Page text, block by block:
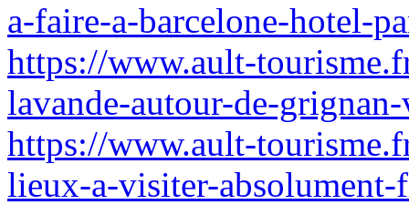
a-faire-a-barcelone-hotel-
https://www.ault-
lavande-autour-de-
https://www.ault-
lieux-a-visiter-